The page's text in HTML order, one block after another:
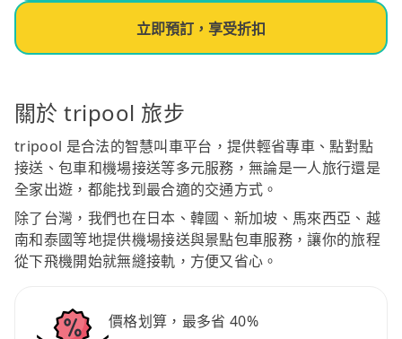
立即預訂，享受折扣
關於 tripool 旅步
tripool 是合法的智慧叫車平台，提供輕省專車、點對點
接送、包車和機場接送等多元服務，無論是一人旅行還是
全家出遊，都能找到最合適的交通方式。
除了台灣，我們也在日本、韓國、新加坡、馬來西亞、越
南和泰國等地提供機場接送與景點包車服務，讓你的旅程
從下飛機開始就無縫接軌，方便又省心。
價格划算，最多省 40%